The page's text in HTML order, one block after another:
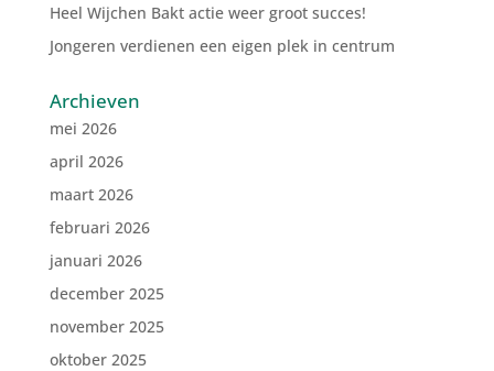
Heel Wijchen Bakt actie weer groot succes!
Jongeren verdienen een eigen plek in centrum
Archieven
mei 2026
april 2026
maart 2026
februari 2026
januari 2026
december 2025
november 2025
oktober 2025